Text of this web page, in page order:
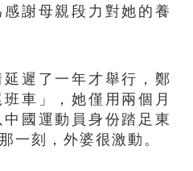
謝母親段力對她的養
遲了一年才舉行，鄭
車」，她僅用兩個月
國運動員身份踏足東
一刻，外婆很激動。